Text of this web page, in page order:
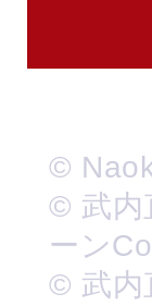
©
© 武内
ーン
© 武内